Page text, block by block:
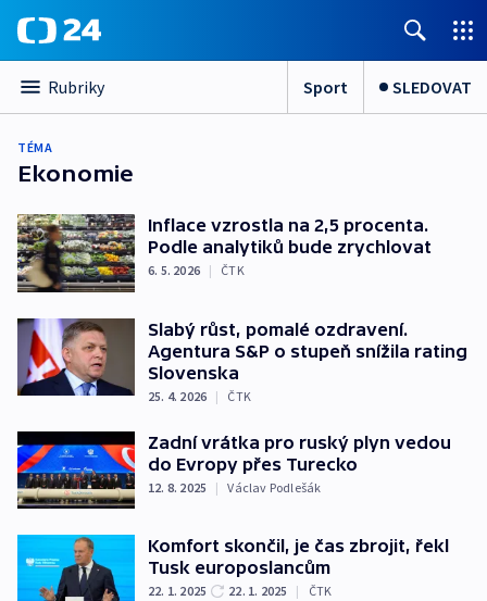
Rubriky Sport SLEDOVAT
TÉMA
Ekonomie
Inflace vzrostla na 2,5 procenta.
Podle analytiků bude zrychlovat
6. 5. 2026 | ČTK
Slabý růst, pomalé ozdravení.
Agentura S&P o stupeň snížila rating
Slovenska
25. 4. 2026 | ČTK
Zadní vrátka pro ruský plyn vedou
do Evropy přes Turecko
12. 8. 2025 | Václav Podlešák
Komfort skončil, je čas zbrojit, řekl
Tusk europoslancům
22. 1. 2025 22. 1. 2025 | ČTK